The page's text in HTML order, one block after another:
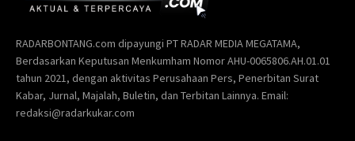
RADARBONTANG.com dipayungi PT RADAR MEDIA MEGATAMA,
Berdasarkan Keputusan Menkumham Nomor AHU-0065806.AH.01.01
tahun 2021, dengan aktivitas Perusahaan Pers, Penerbitan Surat
Kabar, Jurnal, Majalah, Buletin, dan Terbitan Lainnya. Email:
redaksi@radarkukar.com